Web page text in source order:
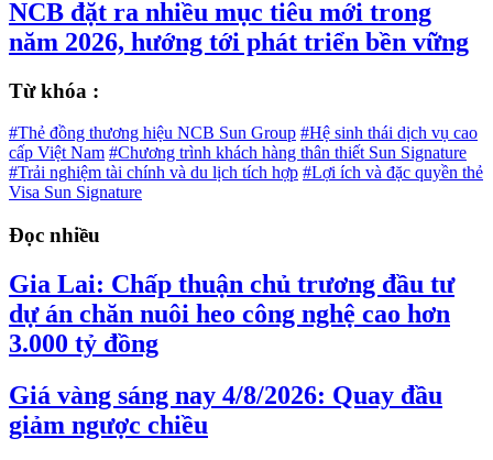
NCB đặt ra nhiều mục tiêu mới trong
năm 2026, hướng tới phát triển bền vững
Từ khóa :
#Thẻ đồng thương hiệu NCB Sun Group #Hệ sinh thái dịch vụ cao
cấp Việt Nam #Chương trình khách hàng thân thiết Sun Signature
#Trải nghiệm tài chính và du lịch tích hợp #Lợi ích và đặc quyền thẻ
Visa Sun Signature
Đọc nhiều
Gia Lai: Chấp thuận chủ trương đầu tư
dự án chăn nuôi heo công nghệ cao hơn
3.000 tỷ đồng
Giá vàng sáng nay 4/8/2026: Quay đầu
giảm ngược chiều